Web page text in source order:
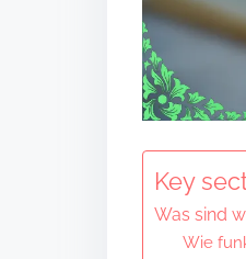
Key
Was sind
Wie